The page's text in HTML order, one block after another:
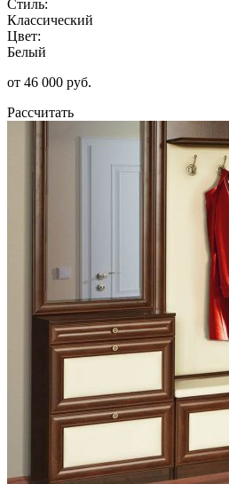
Стиль:
Классический
Цвет:
Белый
от 46 000 руб.
Рассчитать